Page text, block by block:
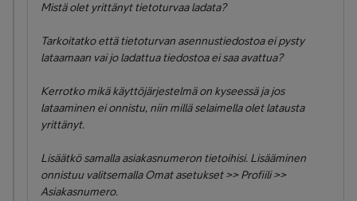
Mistä olet yrittänyt tietoturvaa ladata?
Tarkoitatko että tietoturvan asennustiedostoa ei pysty
lataamaan vai jo ladattua tiedostoa ei saa avattua?
Kerrotko mikä käyttöjärjestelmä on kyseessä ja jos
lataaminen ei onnistu, niin millä selaimella olet latausta
yrittänyt.
Lisäätkö samalla asiakasnumeron tietoihisi. Lisääminen
onnistuu valitsemalla Omat asetukset >> Profiili >>
Asiakasnumero.